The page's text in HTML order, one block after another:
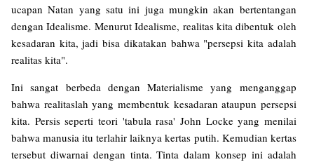
ucapan Natan yang satu ini juga mungkin akan bertentangan
dengan Idealisme. Menurut Idealisme, realitas kita dibentuk oleh
kesadaran kita, jadi bisa dikatakan bahwa "persepsi kita adalah
realitas kita".
Ini sangat berbeda dengan Materialisme yang menganggap
bahwa realitaslah yang membentuk kesadaran ataupun persepsi
kita. Persis seperti teori 'tabula rasa' John Locke yang menilai
bahwa manusia itu terlahir laiknya kertas putih. Kemudian kertas
tersebut diwarnai dengan tinta. Tinta dalam konsep ini adalah